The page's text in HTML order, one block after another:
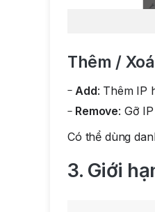
Thêm /
Add: Thêm IP
Remove: Gỡ
Có thể dùng
3. Giới